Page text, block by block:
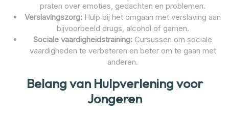
praten over emoties, gedachten en problemen.
Verslavingszorg: Hulp bij het omgaan met verslaving aan
bijvoorbeeld drugs, alcohol of gamen.
Sociale vaardigheidstraining: Cursussen om sociale
vaardigheden te verbeteren en beter om te gaan met
anderen.
Belang van Hulpverlening voor
Jongeren